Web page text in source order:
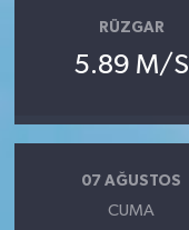
RÜZGAR
5.89 M/S
07 AĞUSTOS
CUMA
Genel
Politika
YEREL